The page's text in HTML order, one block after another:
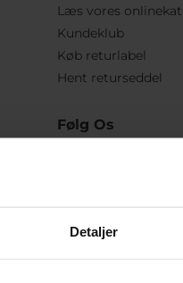
Detaljer
Læs vores
Kundeklub
Køb returlabel
Hent returseddel
Følg Os